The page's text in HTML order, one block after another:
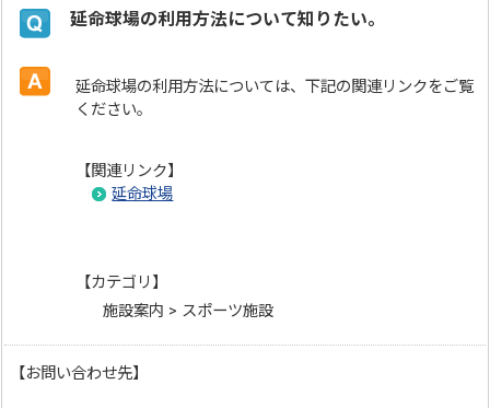
延命球場の利用方法について知りたい。
延命球場の利用方法については、下記の関連リンクをご覧
ください。
【関連リンク】
延命球場
【カテゴリ】
施設案内 > スポーツ施設
【お問い合わせ先】